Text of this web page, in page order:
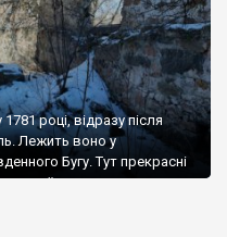
році, відразу після
Лежить воно у
Бугу. Тут прекрасні
є руїни водяного млина.